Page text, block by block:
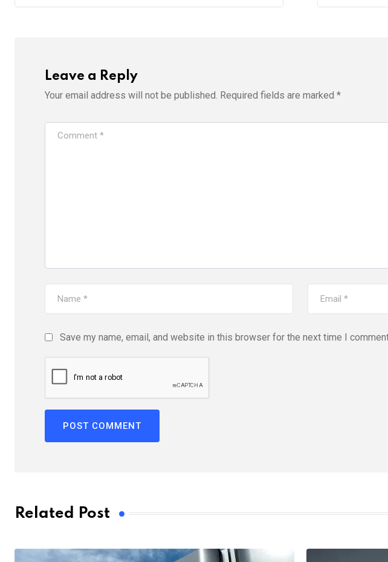
Leave a Reply
Your email address will not be published. Required fields are marked *
Save my name, email, and website in this browser for the next time I
Related Post